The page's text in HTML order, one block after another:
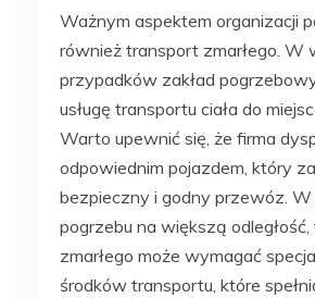
Ważnym aspektem organizacji
również transport zmarłego. W
przypadków zakład
usługę transportu ciała do
Warto upewnić się, że firma
odpowiednim pojazdem, który
bezpieczny i godny przewóz. W
pogrzebu na większą
zmarłego może wymagać
środków transportu, które